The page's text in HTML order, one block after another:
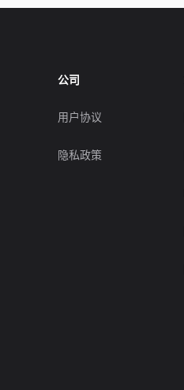
公司
用户协议
隐私政策